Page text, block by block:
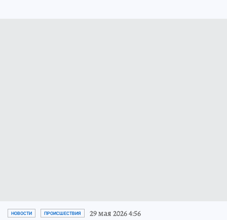
НОВОСТИ ПРОИСШЕСТВИЯ 29 мая 2026 4:56